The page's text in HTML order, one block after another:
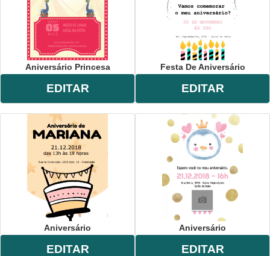
Aniversário Princesa
EDITAR
Festa De Aniversário
EDITAR
Aniversário
EDITAR
Aniversário
EDITAR